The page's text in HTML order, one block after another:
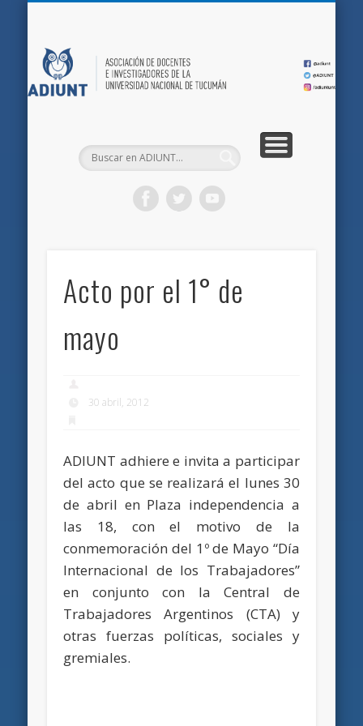
Acto por el 1° de
mayo
30 abril, 2012
ADIUNT adhiere e invita a participar
del acto que se realizará el lunes 30
de abril en Plaza independencia a
las 18, con el motivo de la
conmemoración del 1º de Mayo “Día
Internacional de los Trabajadores”
en conjunto con la Central de
Trabajadores Argentinos (CTA) y
otras fuerzas políticas, sociales y
gremiales.